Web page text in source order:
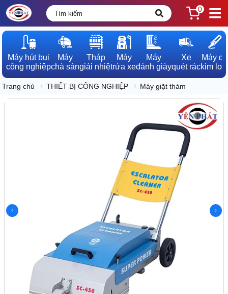
0
Máy hút bụi
công nghiệp
Máy
chà sàn
Tháp
giải nhiệt
Máy
rửa xe
Máy
đánh giày
Xe
quét rác
Máy dò
kim loại
Trang chủ THIẾT BỊ CÔNG NGHIỆP Máy giặt thảm